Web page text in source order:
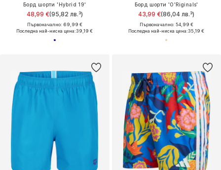
Борд шорти 'Hybrid 19'
48,99 €(95,82 лв.³)
Първоначално: 69,99 €
Последна най-ниска цена:39,19 €
Борд шорти 'O'Riginals'
43,99 €(86,04 лв.³)
Първоначално: 54,99 €
Последна най-ниска цена:35,19 €